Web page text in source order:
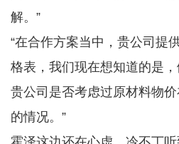
解。”
“在合作方案当中，贵公司提
格表，我们现在想知道的是，
贵公司是否考虑过原材料物
的情况。”